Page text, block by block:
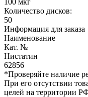
Количество дисков:
50
Информация для заказа
Наименование
Кат. №
Нистатин
62856
*Проверяйте наличие
При его отсутствии
целей на территории